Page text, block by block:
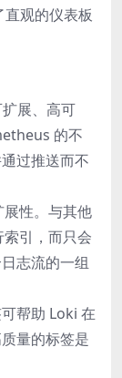
观的仪表板
展、高可
的不
过推送而不
性。与其他
引，而只会
志流的一组
帮助 Loki 在
量的标签是